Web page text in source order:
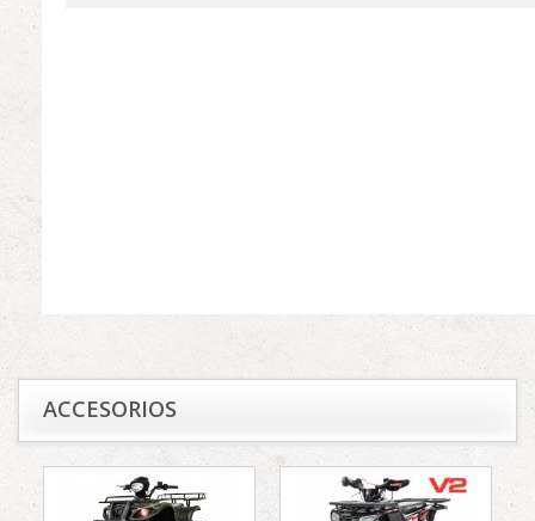
ACCESORIOS